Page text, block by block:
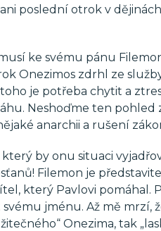
poslední otrok v
ke svému pánu
Onezimos zdrhl ze
je potřeba chytit a
Neshoďme ten pohled
anarchii a rušení
by onu situaci
Filemon je
který Pavlovi pomáhal.
jménu. Až mě mrzí,
Onezima, tak